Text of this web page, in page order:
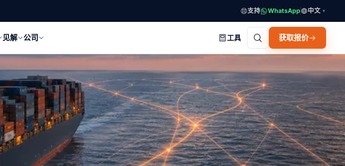
支持 WhatsApp 中文 ▼
见解 公司 工具 获取报价